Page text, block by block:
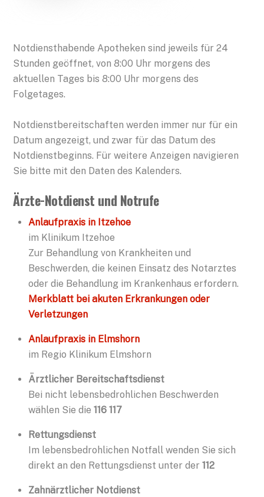
Notdiensthabende Apotheken sind jeweils für 24
Stunden geöffnet, von 8:00 Uhr morgens des
aktuellen Tages bis 8:00 Uhr morgens des
Folgetages.
Notdienstbereitschaften werden immer nur für ein
Datum angezeigt, und zwar für das Datum des
Notdienstbeginns. Für weitere Anzeigen navigieren
Sie bitte mit den Daten des Kalenders.
Ärzte-Notdienst und Notrufe
Anlaufpraxis in Itzehoe
im Klinikum Itzehoe
Zur Behandlung von Krankheiten und
Beschwerden, die keinen Einsatz des Notarztes
oder die Behandlung im Krankenhaus erfordern.
Merkblatt bei akuten Erkrankungen oder
Verletzungen
Anlaufpraxis in Elmshorn
im Regio Klinikum Elmshorn
Ärztlicher Bereitschaftsdienst
Bei nicht lebensbedrohlichen Beschwerden
wählen Sie die 116 117
Rettungsdienst
Im lebensbedrohlichen Notfall wenden Sie sich
direkt an den Rettungsdienst unter der 112
Zahnärztlicher Notdienst